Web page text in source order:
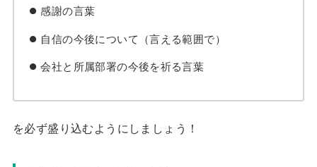
感謝の言葉
自信の今後について（言える範囲で）
会社と所属部署の今後を祈る言葉
を必ず盛り込むようにしましょう！